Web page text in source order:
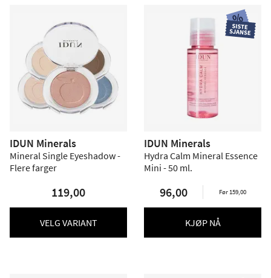
IDUN Minerals
Mineral Single Eyeshadow -
Flere farger
119,00
VELG VARIANT
IDUN Minerals
Hydra Calm Mineral Essence
Mini - 50 ml.
96,00 Før 159,00
KJØP NÅ